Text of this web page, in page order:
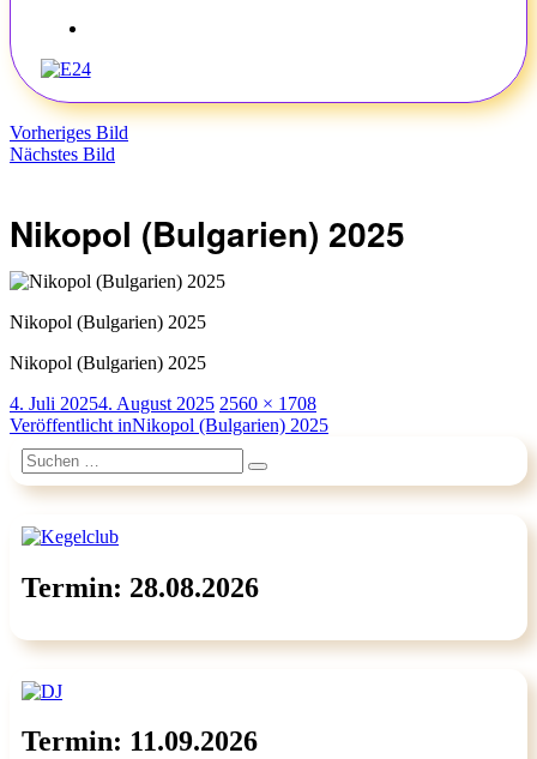
Vorheriges Bild
Nächstes Bild
Nikopol (Bulgarien) 2025
Nikopol (Bulgarien) 2025
Nikopol (Bulgarien) 2025
Veröffentlicht
am
4. Juli 20254. August 2025 Originalgröße
2560 × 1708
Beitragsnavigation
Veröffentlicht inNikopol (Bulgarien) 2025
Suchen
nach:
Suchen
Termin: 28.08.2026
Termin: 11.09.2026